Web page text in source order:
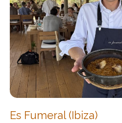
Es Fumeral (Ibiza)